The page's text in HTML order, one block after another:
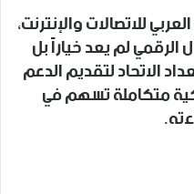
للاتصالات والإنترنت،
لم يعد خياراً بل
الاتحاد لتقديم الدعم
متكاملة تسهم في